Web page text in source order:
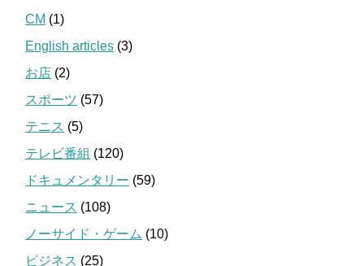
CM (1)
English articles (3)
お店 (2)
スポーツ (57)
テニス (5)
テレビ番組 (120)
ドキュメンタリー (59)
ニュース (108)
ノーサイド・ゲーム (10)
ビジネス (25)